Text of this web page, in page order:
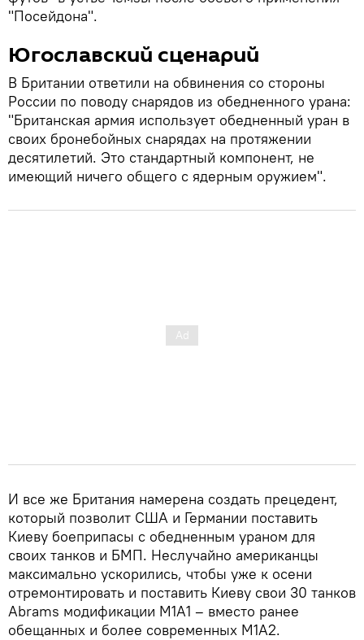
"Посейдона".
Югославский сценарий
В Британии ответили на обвинения со стороны
России по поводу снарядов из обедненного урана:
"Британская армия использует обедненный уран в
своих бронебойных снарядах на протяжении
десятилетий. Это стандартный компонент, не
имеющий ничего общего с ядерным оружием".
И все же Британия намерена создать прецедент,
который позволит США и Германии поставить
Киеву боеприпасы с обедненным ураном для
своих танков и БМП. Неслучайно американцы
максимально ускорились, чтобы уже к осени
отремонтировать и поставить Киеву свои 30 танков
Abrams модификации M1A1 – вместо ранее
обещанных и более современных M1A2.